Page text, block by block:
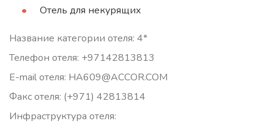
Отель для некурящих
Название категории отеля: 4*
Телефон отеля: +97142813813
E-mail отеля: HA609@ACCOR.COM
Факс отеля: (+971) 42813814
Инфраструктура отеля: